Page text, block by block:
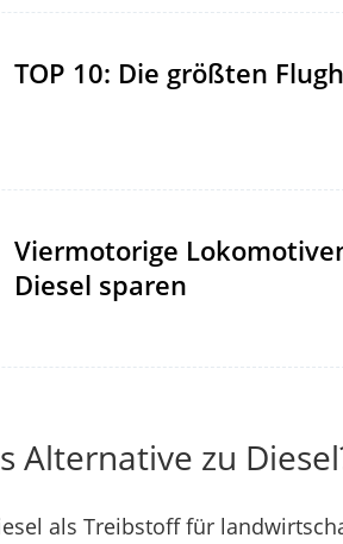
TOP 10: Die größten
Viermotorige
Diesel sparen
Alternative zu
als Treibstoff für